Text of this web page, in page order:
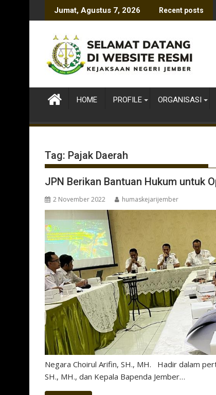
to
Jumat, Agustus 7, 2026 Recent posts
HOME PROFILE ORGANISASI
Tag: Pajak Daerah
JPN Berikan Bantuan Hukum untuk
2 November 2022 humaskejarijember
Negara Choirul Arifin, SH., MH. Hadir dalam
SH., MH., dan Kepala Bapenda Jember…